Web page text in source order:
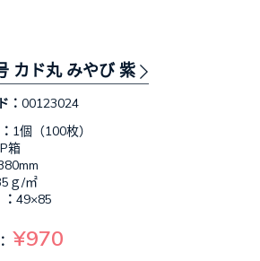
カド丸 みやび 紫
： 00123024
1個（100枚）
P箱
ｇ/㎡
49×85
¥970